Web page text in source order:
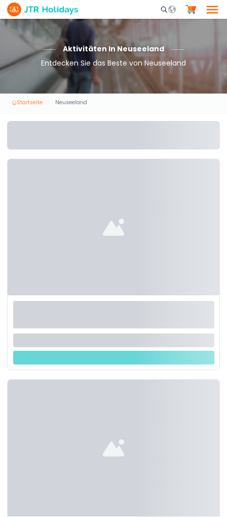
Mobile Search
Aktivitäten In Neuseeland
Entdecken Sie das Beste von Neuseeland
Startseite Neuseeland